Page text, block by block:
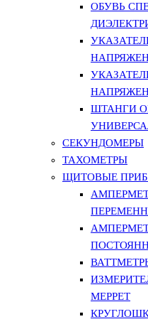
ОБУВЬ
ШТАНГИ
СЕКУНДОМЕРЫ
ТАХОМЕТРЫ
ЩИТОВЫЕ
МЕРРЕТ